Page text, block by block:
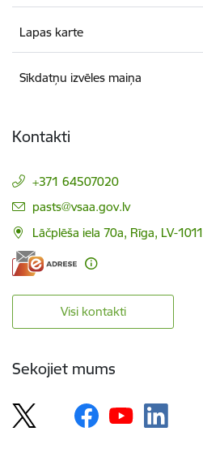
Lapas karte
Sīkdatņu izvēles maiņa
Kontakti
+371 64507020
E-pasts:
pasts@vsaa.gov.lv
Lāčplēša iela 70a, Rīga, LV-1011
Visi kontakti
Sekojiet mums